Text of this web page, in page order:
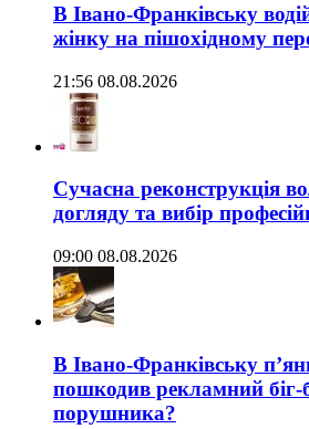
В Івано-Франківську
жінку на пішохідному
21:56 08.08.2026
Сучасна реконструкція
догляду та вибір
09:00 08.08.2026
В Івано-Франківську
пошкодив рекламний
порушника?